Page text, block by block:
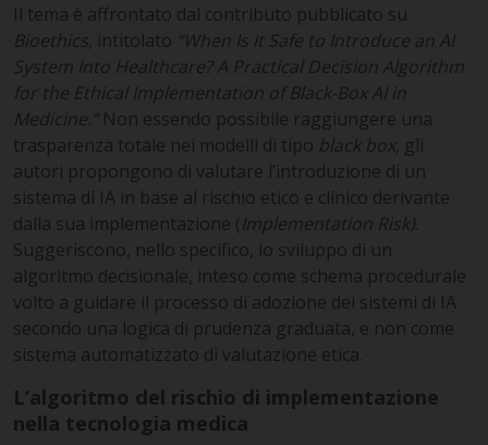
Il tema è affrontato dal contributo pubblicato su
Bioethics , intitolato “When Is It Safe to Introduce an AI
System Into Healthcare?A Practical Decision Algorithm
for the Ethical Implementation of Black-Box AI in
Medicine.”Non essendo possibile raggiungere una
trasparenza totale nei modelli di tipo black box , gli
autori propongono di valutare l’introduzione di un
sistema di IA in base al rischio etico e clinico derivante
dalla sua implementazione (Implementation Risk).
Suggeriscono, nello specifico, lo sviluppo di un
algoritmo decisionale, inteso come schema procedurale
volto a guidare il processo di adozione dei sistemi di IA
secondo una logica di prudenza graduata, e non come
sistema automatizzato di valutazione etica.
L’algoritmo del rischio di implementazione
nella tecnologia medica